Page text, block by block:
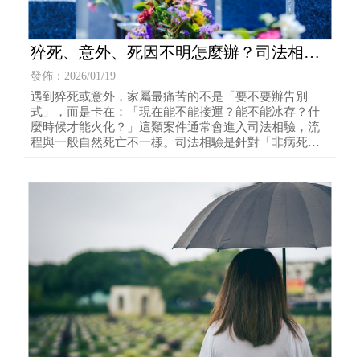
猝死、意外、死因不明怎麼辦？司法相驗
流程與治喪時程，禮儀公司介入點 | 葬儀
社推薦 | 台北葬儀社推薦
發佈：2026/01/19
遇到猝死或意外，家屬最痛苦的不是「要不要辦告別
式」，而是卡在：「現在能不能接運？能不能冰存？什
麼時候才能火化？」這類案件通常會進入司法相驗，流
程與一般自然死亡不一樣。司法相驗是針對「非病死或